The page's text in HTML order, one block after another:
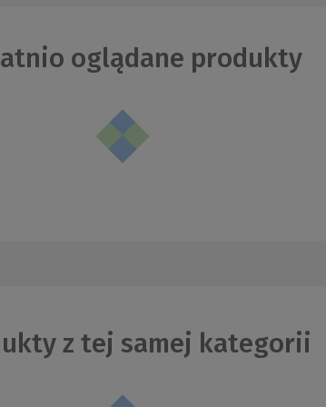
oglądane produkty
z tej samej kategorii